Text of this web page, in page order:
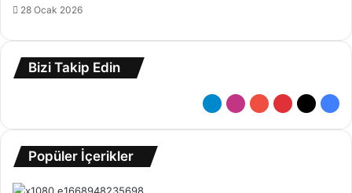
28 Ocak 2026
Bizi Takip Edin
Pinterest
YouTube
Instagram
Telegram
Popüler İçerikler